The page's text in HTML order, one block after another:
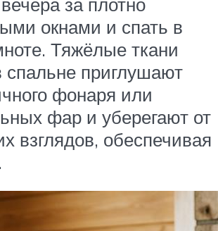
окнами и спать в
Тяжёлые ткани
приглушают
фонаря или
фар и уберегают от
взглядов, обеспечивая